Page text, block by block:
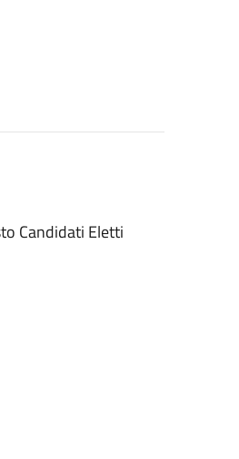
Candidati Eletti